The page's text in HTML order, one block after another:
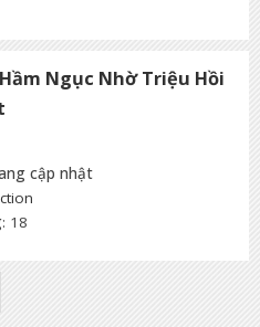
Ngục Nhờ Triệu Hồi
cập nhật
: 18